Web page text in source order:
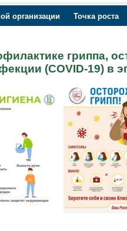
организации Точка роста
гриппа,
(COVID-19) в